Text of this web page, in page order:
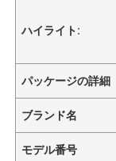
ハイライト:
パッケージの詳細
ブランド名
モデル番号